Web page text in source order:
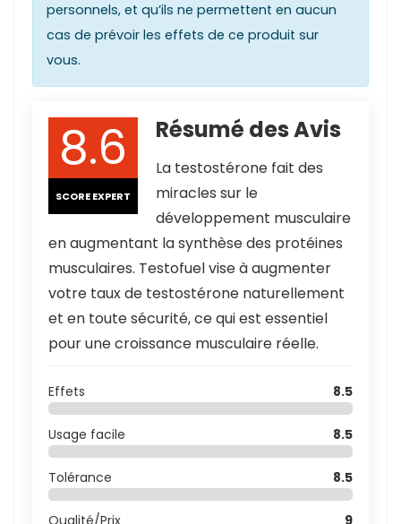
personnels, et qu’ils ne permettent en aucun
cas de prévoir les effets de ce produit sur
vous.
8.6
SCORE EXPERT
Résumé des Avis
La testostérone fait des
miracles sur le
développement musculaire
en augmentant la synthèse des protéines
musculaires. Testofuel vise à augmenter
votre taux de testostérone naturellement
et en toute sécurité, ce qui est essentiel
pour une croissance musculaire réelle.
Effets 8.5
Usage facile 8.5
Tolérance 8.5